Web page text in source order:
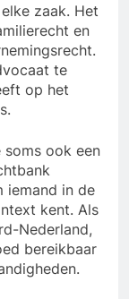
zaak. Het
en
te
op het
ook een
iemand in de
kent. Als
Nederland,
bereikbaar